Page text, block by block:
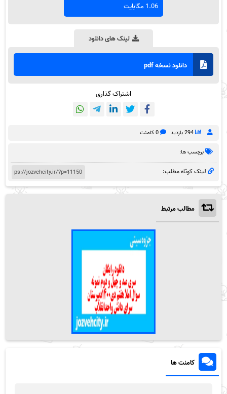
1.06 مگابایت
لینک های دانلود
دانلود نسخه pdf
اشتراک گذاری
294 بازدید 0 کامنت
برچسب ها:
لینک کوتاه مطلب:
مطالب مرتبط
کامنت ها